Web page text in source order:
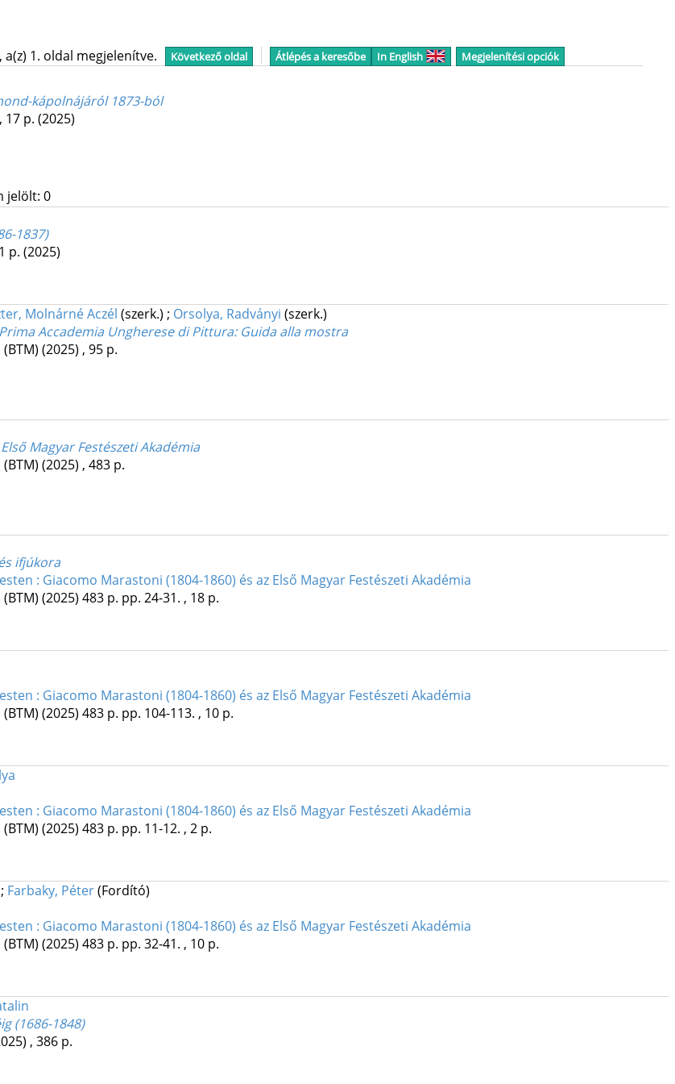
a(z) 1. oldal megjelenítve. Következő oldal Átlépés a keresőbe In English Megjelenítési opciók
kápolnájáról 1873-ból
17 p. (2025)
jelölt: 0
1837)
p. (2025)
Molnárné Aczél (szerk.) ; Orsolya, Radványi (szerk.)
Accademia Ungherese di Pittura: Guida alla mostra
(2025) , 95 p.
Magyar Festészeti Akadémia
(2025) , 483 p.
ifjúkora
: Giacomo Marastoni (1804-1860) és az Első Magyar Festészeti Akadémia
(2025) 483 p. pp. 24-31. , 18 p.
: Giacomo Marastoni (1804-1860) és az Első Magyar Festészeti Akadémia
(2025) 483 p. pp. 104-113. , 10 p.
: Giacomo Marastoni (1804-1860) és az Első Magyar Festészeti Akadémia
(2025) 483 p. pp. 11-12. , 2 p.
; Farbaky, Péter(Fordító)
: Giacomo Marastoni (1804-1860) és az Első Magyar Festészeti Akadémia
(2025) 483 p. pp. 32-41. , 10 p.
(1686-1848)
, 386 p.